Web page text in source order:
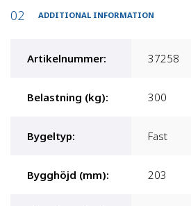
ADDITIONAL INFORMATION
Artikelnummer: 37258
Belastning (kg): 300
Bygeltyp: Fast
Bygghöjd (mm): 203